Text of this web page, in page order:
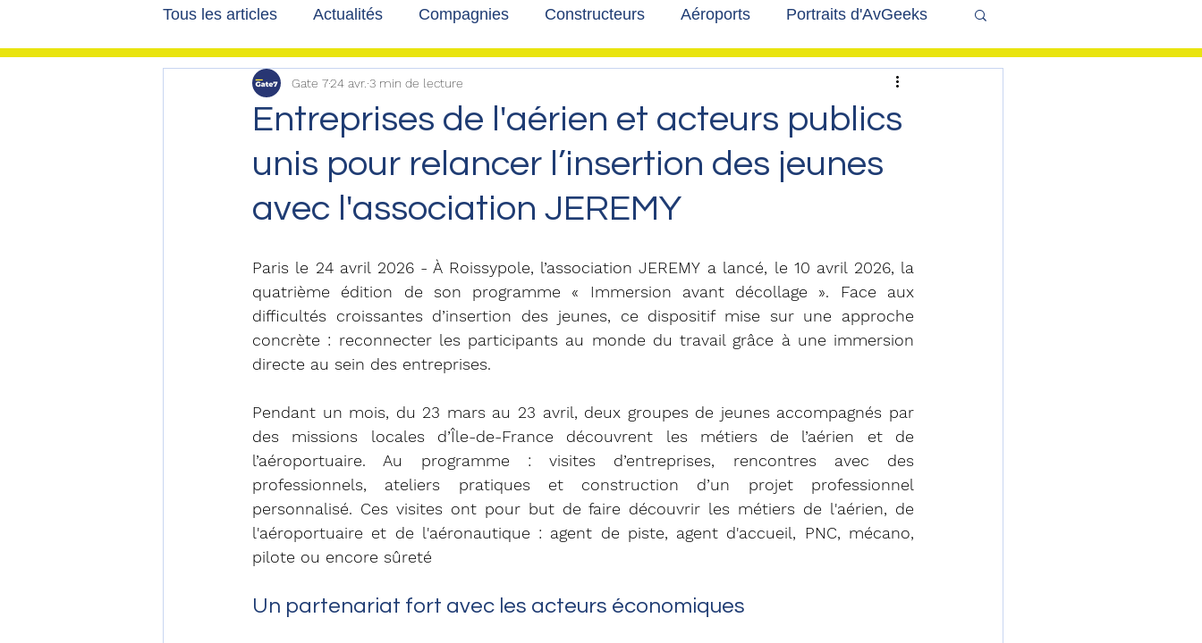
Tous les articles Actualités Compagnies Constructeurs Aéroports Portraits d'AvGeeks
Les tribunes de Gate7 album photo Coté Coulisses
Voyages Reportages
Entreprises de l'aérien et acteurs publics
unis pour relancer l’insertion des jeunes
avec l'association JEREMY
Gate 724 avr. 3 min de lecture
Paris le 24 avril 2026 - À Roissypole, l’association JEREMY a lancé, le 10 avril 2026, la
quatrième édition de son programme « Immersion avant décollage ». Face aux
difficultés croissantes d’insertion des jeunes, ce dispositif mise sur une approche
concrète : reconnecter les participants au monde du travail grâce à une immersion
directe au sein des entreprises.
Pendant un mois, du 23 mars au 23 avril, deux groupes de jeunes accompagnés par
des missions locales d’Île-de-France découvrent les métiers de l’aérien et de
l’aéroportuaire. Au programme : visites d’entreprises, rencontres avec des
professionnels, ateliers pratiques et construction d’un projet professionnel
personnalisé. Ces visites ont pour but de faire découvrir les métiers de l'aérien, de
l'aéroportuaire et de l'aéronautique : agent de piste, agent d'accueil, PNC, mécano,
pilote ou encore sûreté
Un partenariat fort avec les acteurs économiques